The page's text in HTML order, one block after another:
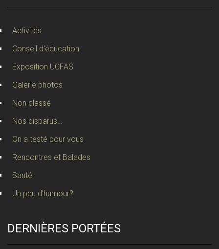
Activités
Conseil d'éducation
Exposition UCFAS
Galerie photos
Non classé
Nos disparus…
On a testé pour vous
Rencontres et Balades
Santé
Un peu d'humour?
DERNIÈRES PORTÉES